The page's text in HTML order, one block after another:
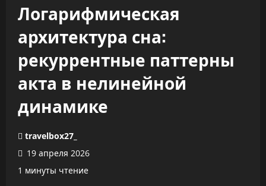
Логарифмическая
архитектура сна:
рекуррентные паттерны
акта в нелинейной
динамике
travelbox27_
19 апреля 2026
1 минуты чтение